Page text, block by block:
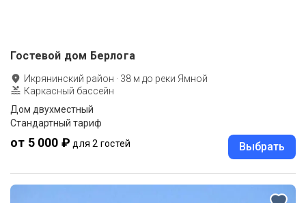
Гостевой дом Берлога
Икрянинский район · 38 м до реки Ямной
Каркасный бассейн
Дом двухместный
Стандартный тариф
от 5 000 ₽ для 2 гостей Выбрать